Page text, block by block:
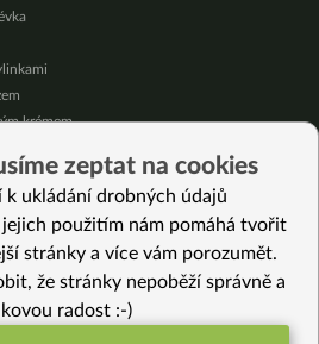
krémem
koprem a vločkamizeptat na cookies
k ukládání drobných údajů
jejich použitím nám pomáhá tvořit
stránky a více vám porozumět.
že stránky nepoběží správně a
radost :-)